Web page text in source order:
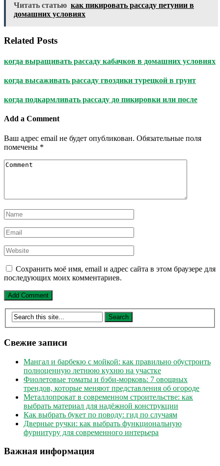
Читать статью как пикировать рассаду петунии в
домашних условиях
Related Posts
когда выращивать рассаду кабачков в домашних условиях
когда высаживать рассаду гвоздики турецкой в грунт
когда подкармливать рассаду до пикировки или после
Add a Comment
Ваш адрес email не будет опубликован. Обязательные поля
помечены *
Сохранить моё имя, email и адрес сайта в этом браузере для
последующих моих комментариев.
Свежие записи
Мангал и барбекю с мойкой: как правильно обустроить
полноценную летнюю кухню на участке
Фиолетовые томаты и бэби-морковь: 7 овощных
трендов, которые меняют представления об огороде
Металлопрокат в современном строительстве: как
выбрать материал для надёжной конструкции
Как выбрать букет по поводу: гид по случаям
Дверные ручки: как выбрать функциональную
фурнитуру для современного интерьера
Важная информация